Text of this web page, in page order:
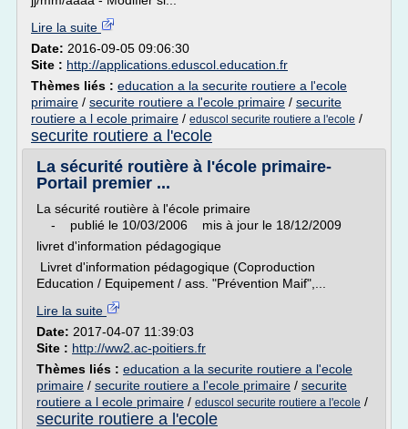
Lire la suite
Date: 2016-09-05 09:06:30
Site : http://applications.eduscol.education.fr
Thèmes liés : education a la securite routiere a l'ecole
primaire / securite routiere a l'ecole primaire / securite
routiere a l ecole primaire / eduscol securite routiere a l'ecole /
securite routiere a l'ecole
La sécurité routière à l'école primaire-
Portail premier ...
La sécurité routière à l'école primaire
- publié le 10/03/2006 mis à jour le 18/12/2009
livret d'information pédagogique
Livret d'information pédagogique (Coproduction
Education / Equipement / ass. "Prévention Maif",...
Lire la suite
Date: 2017-04-07 11:39:03
Site : http://ww2.ac-poitiers.fr
Thèmes liés : education a la securite routiere a l'ecole
primaire / securite routiere a l'ecole primaire / securite
routiere a l ecole primaire / eduscol securite routiere a l'ecole /
securite routiere a l'ecole